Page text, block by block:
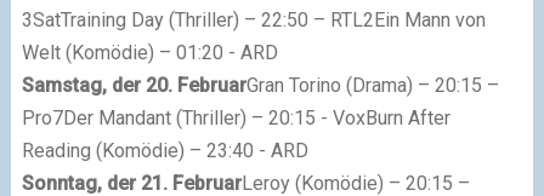
3SatTraining Day (Thriller) – 22:50 – RTL2Ein Mann von
Welt (Komödie) – 01:20 - ARD
Samstag, der 20. FebruarGran Torino (Drama) – 20:15 –
Pro7Der Mandant (Thriller) – 20:15 - VoxBurn After
Reading (Komödie) – 23:40 - ARD
Sonntag, der 21. FebruarLeroy (Komödie) – 20:15 –